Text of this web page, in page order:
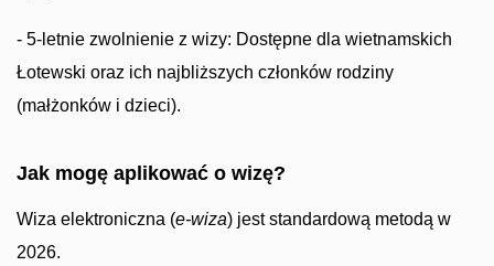
- 5-letnie zwolnienie z wizy: Dostępne dla wietnamskich
Łotewski oraz ich najbliższych członków rodziny
(małżonków i dzieci).
Jak mogę aplikować o wizę?
Wiza elektroniczna (e-wiza) jest standardową metodą w
2026.